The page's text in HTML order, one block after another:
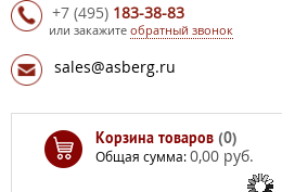
+7 (495) 183-38-83
или закажите обратный звонок
sales@asberg.ru
Корзина товаров (0)
Общая сумма:0,00 руб.